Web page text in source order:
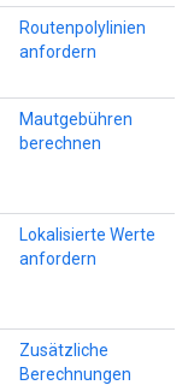
Routenpolylinien
anfordern
Mautgebühren
berechnen
Lokalisierte Werte
anfordern
Zusätzliche
Berechnungen